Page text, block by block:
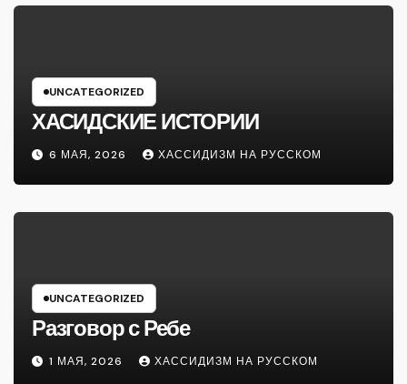
UNCATEGORIZED
ХАСИДСКИЕ ИСТОРИИ
6 МАЯ, 2026 ХАССИДИЗМ НА РУССКОМ
UNCATEGORIZED
Разговор с Ребе
1 МАЯ, 2026 ХАССИДИЗМ НА РУССКОМ